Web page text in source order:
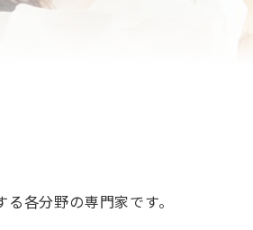
各分野の専門家です。